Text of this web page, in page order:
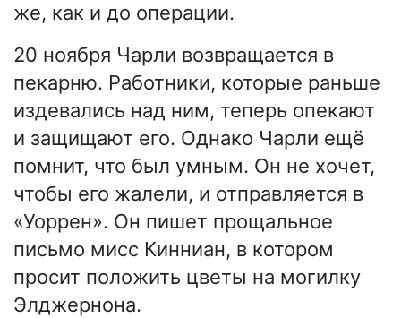
же, как и до операции.
20 ноября Чарли возвращается в
пекарню. Работники, которые раньше
издевались над ним, теперь опекают
и защищают его. Однако Чарли ещё
помнит, что был умным. Он не хочет,
чтобы его жалели, и отправляется в
«Уоррен». Он пишет прощальное
письмо мисс Кинниан, в котором
просит положить цветы на могилку
Элджернона.